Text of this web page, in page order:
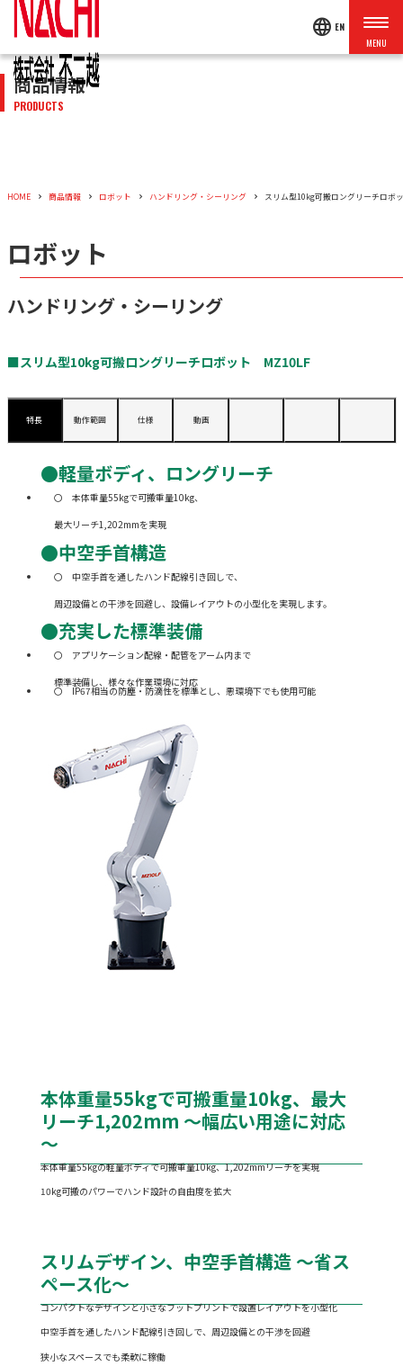
language EN
商品情報
PRODUCTS
HOME 商品情報 ロボット ハンドリング・シーリング スリム型10kg可搬ロングリーチロボ
ロボット
ハンドリング・シーリング
■スリム型10kg可搬ロングリーチロボット MZ10LF
特長 動作範囲 仕様 動画
●軽量ボディ、ロングリーチ
本体重量55kgで可搬重量10kg、
最大リーチ1,202mmを実現
●中空手首構造
中空手首を通したハンド配線引き回しで、
周辺設備との干渉を回避し、設備レイアウトの小型化を実現します。
●充実した標準装備
アプリケーション配線・配管をアーム内まで
標準装備し、様々な作業環境に対応
IP67相当の防塵・防滴性を標準とし、悪環境下でも使用可能
本体重量55kgで可搬重量10kg、最大
リーチ1,202mm ～幅広い用途に対応
～
本体重量55kgの軽量ボディで可搬重量10kg、1,202mmリーチを実現
10kg可搬のパワーでハンド設計の自由度を拡大
スリムデザイン、中空手首構造 ～省ス
ペース化～
コンパクトなデザインと小さなフットプリントで設置レイアウトを小型化
中空手首を通したハンド配線引き回しで、周辺設備との干渉を回避
狭小なスペースでも柔軟に稼働